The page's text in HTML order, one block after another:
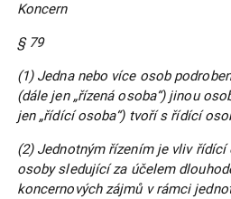
Koncern
§ 79
(1) Jedna nebo více osob
(dále jen „řízená osoba“) jinou
jen „řídící osoba“) tvoří s řídící
(2) Jednotným řízením je vliv
osoby sledující za účelem
koncernových zájmů v rámci